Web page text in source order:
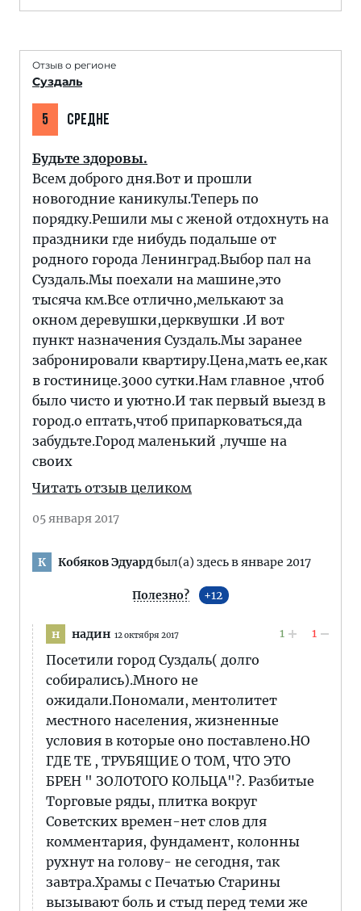
Отзыв о регионе
Суздаль
5 СРЕДНЕ
Будьте здоровы.
Всем доброго дня.Вот и прошли
новогодние каникулы.Теперь по
порядку.Решили мы с женой отдохнуть на
праздники где нибудь подальше от
родного города Ленинград.Выбор пал на
Суздаль.Мы поехали на машине,это
тысяча км.Все отлично,мелькают за
окном деревушки,церквушки .И вот
пункт назначения Суздаль.Мы заранее
забронировали квартиру.Цена,мать ее,как
в гостинице.3000 сутки.Нам главное ,чтоб
было чисто и уютно.И так первый выезд в
город.о ептать,чтоб припарковаться,да
забудьте.Город маленький ,лучше на
своих
Читать отзыв целиком
05 января 2017
К Кобяков Эдуардбыл(а) здесь в январе 2017
Полезно? 12
н надин 12 октября 2017 1 1
Посетили город Суздаль( долго
собирались).Много не
ожидали.Пономали, ментолитет
местного населения, жизненные
условия в которые оно поставлено.НО
ГДЕ ТЕ , ТРУБЯЩИЕ О ТОМ, ЧТО ЭТО
БРЕН " ЗОЛОТОГО КОЛЬЦА"?. Разбитые
Торговые ряды, плитка вокруг
Советских времен-нет слов для
комментария, фундамент, колонны
рухнут на голову- не сегодня, так
завтра.Храмы с Печатью Старины
вызывают боль и стыд перед теми же